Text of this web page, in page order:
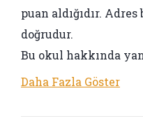
puan aldığıdır.
doğrudur.
Bu okul hakkında
Daha Fazla Göster